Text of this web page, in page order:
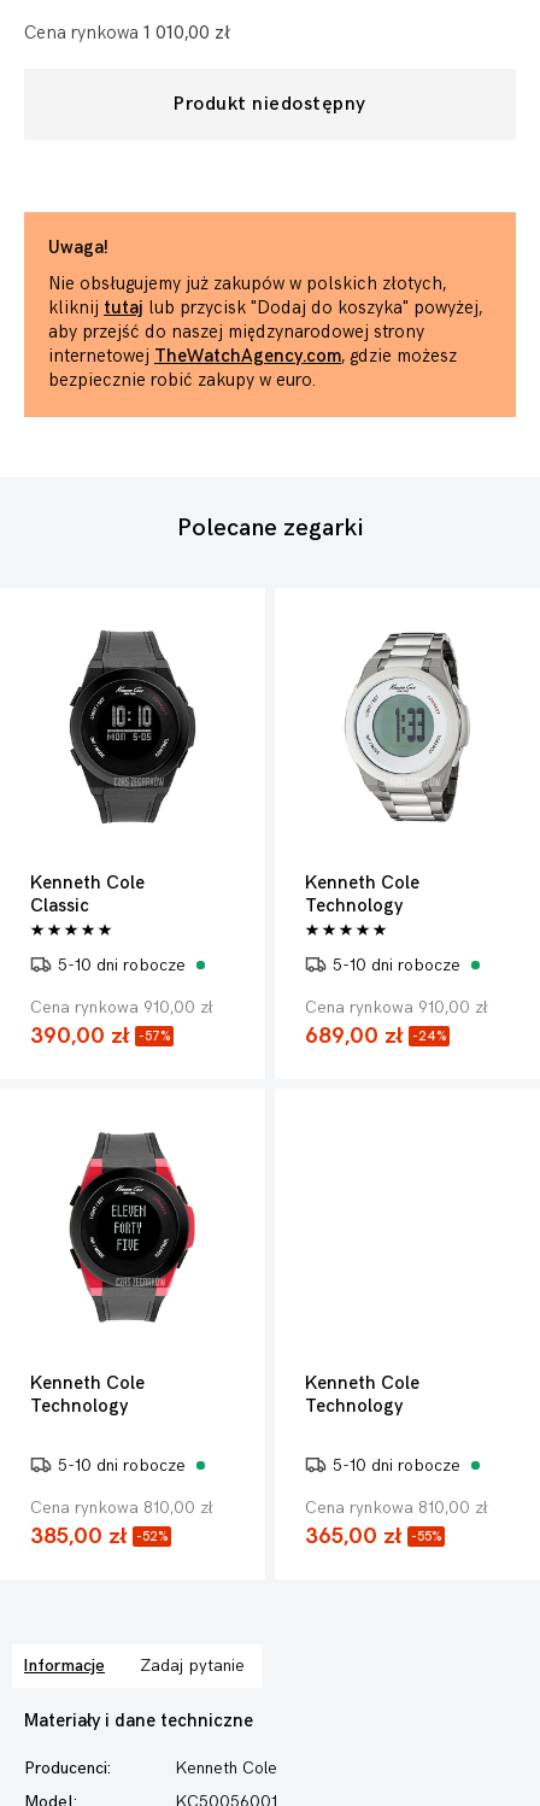
Cena rynkowa 1 010,00 zł
Produkt niedostępny
Uwaga!
Nie obsługujemy już zakupów w polskich złotych,
kliknij tutaj lub przycisk "Dodaj do koszyka" powyżej,
aby przejść do naszej międzynarodowej strony
internetowej TheWatchAgency.com, gdzie możesz
bezpiecznie robić zakupy w euro.
Polecane zegarki
Kenneth Cole
Classic
5-10 dni robocze
Cena rynkowa 910,00 zł
390,00 zł -57%
Kenneth Cole
Technology
5-10 dni robocze
Cena rynkowa 910,00 zł
689,00 zł -24%
Kenneth Cole
Technology
5-10 dni robocze
Cena rynkowa 810,00 zł
385,00 zł -52%
Kenneth Cole
Technology
5-10 dni robocze
Cena rynkowa 810,00 zł
365,00 zł -55%
Informacje Zadaj pytanie
Materiały i dane techniczne
Producenci:
Kenneth Cole
Model:
KC50056001